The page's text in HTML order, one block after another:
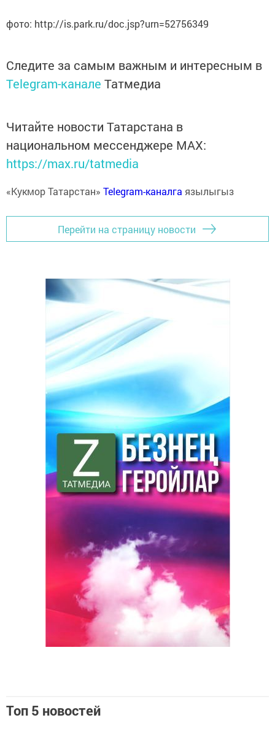
фото: http://is.park.ru/doc.jsp?urn=52756349
Следите за самым важным и интересным в
Telegram-канале Татмедиа
Читайте новости Татарстана в
национальном мессенджере MАХ:
https://max.ru/tatmedia
«Кукмор Татарстан» Telegram-каналга язылыгыз
Перейти на страницу новости
Топ 5 новостей